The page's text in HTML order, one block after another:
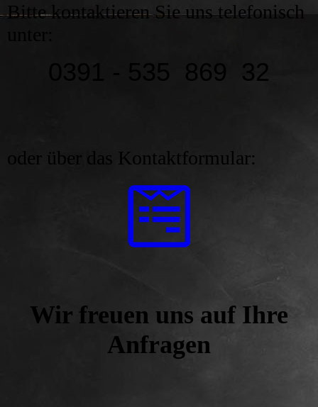
Bitte kontaktieren Sie uns telefonisch
0391 - 535 869 32
oder über das Kontaktformular:
Wir freuen uns auf Ihre
Anfragen